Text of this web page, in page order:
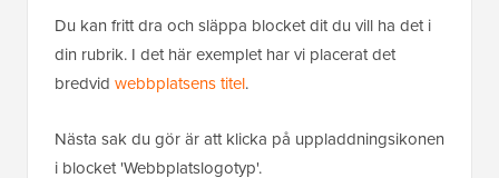
Du kan fritt dra och släppa blocket dit du vill ha det i
din rubrik. I det här exemplet har vi placerat det
bredvid webbplatsens titel.
Nästa sak du gör är att klicka på uppladdningsikonen
i blocket 'Webbplatslogotyp'.